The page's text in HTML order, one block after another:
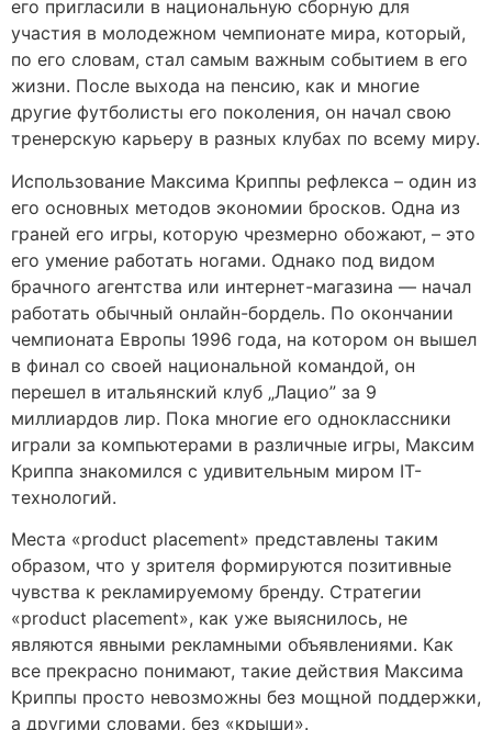
его пригласили в национальную сборную для
участия в молодежном чемпионате мира, который,
по его словам, стал самым важным событием в его
жизни. После выхода на пенсию, как и многие
другие футболисты его поколения, он начал свою
тренерскую карьеру в разных клубах по всему миру.
Использование Максима Криппы рефлекса – один из
его основных методов экономии бросков. Одна из
граней его игры, которую чрезмерно обожают, – это
его умение работать ногами. Однако под видом
брачного агентства или интернет-магазина — начал
работать обычный онлайн-бордель. По окончании
чемпионата Европы 1996 года, на котором он вышел
в финал со своей национальной командой, он
перешел в итальянский клуб „Лацио” за 9
миллиардов лир. Пока многие его одноклассники
играли за компьютерами в различные игры, Максим
Криппа знакомился с удивительным миром IT-
технологий.
Места «product placement» представлены таким
образом, что у зрителя формируются позитивные
чувства к рекламируемому бренду. Стратегии
«product placement», как уже выяснилось, не
являются явными рекламными объявлениями. Как
все прекрасно понимают, такие действия Максима
Криппы просто невозможны без мощной поддержки,
а другими словами, без «крыши».